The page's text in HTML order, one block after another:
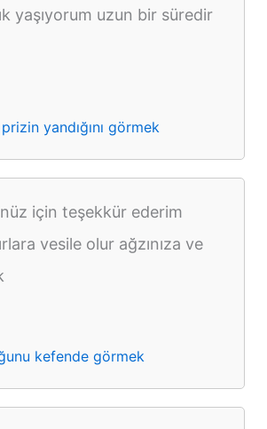
yaşıyorum uzun bir süredir
yandığını görmek
için teşekkür ederim
vesile olur ağzınıza ve
kefende görmek